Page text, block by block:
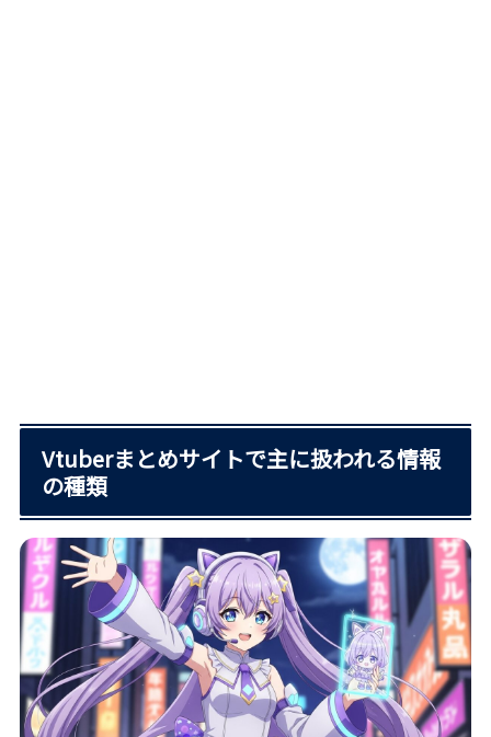
Vtuberまとめサイトで主に扱われる情報
の種類